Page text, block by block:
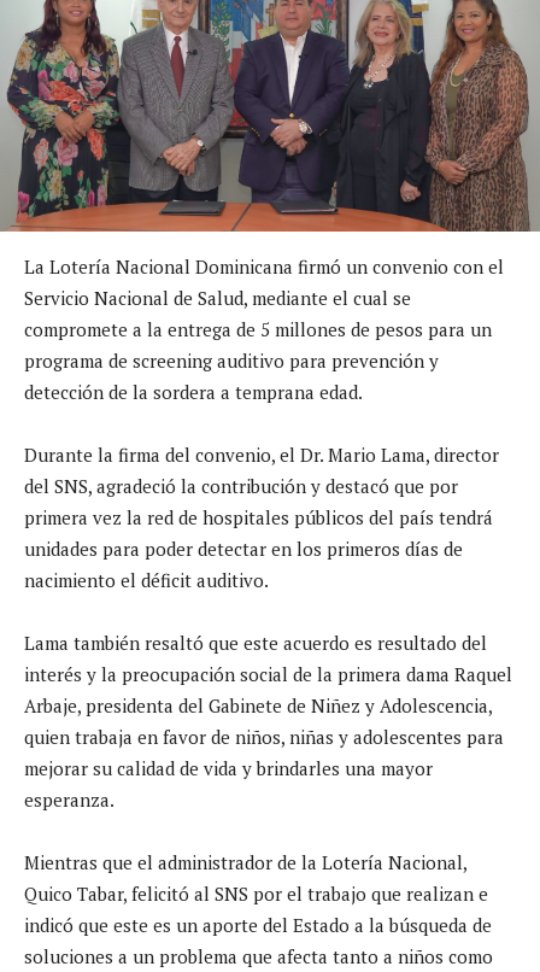
La Lotería Nacional Dominicana firmó un convenio con el
Servicio Nacional de Salud, mediante el cual se
compromete a la entrega de 5 millones de pesos para un
programa de screening auditivo para prevención y
detección de la sordera a temprana edad.
Durante la firma del convenio, el Dr. Mario Lama, director
del SNS, agradeció la contribución y destacó que por
primera vez la red de hospitales públicos del país tendrá
unidades para poder detectar en los primeros días de
nacimiento el déficit auditivo.
Lama también resaltó que este acuerdo es resultado del
interés y la preocupación social de la primera dama Raquel
Arbaje, presidenta del Gabinete de Niñez y Adolescencia,
quien trabaja en favor de niños, niñas y adolescentes para
mejorar su calidad de vida y brindarles una mayor
esperanza.
Mientras que el administrador de la Lotería Nacional,
Quico Tabar, felicitó al SNS por el trabajo que realizan e
indicó que este es un aporte del Estado a la búsqueda de
soluciones a un problema que afecta tanto a niños como